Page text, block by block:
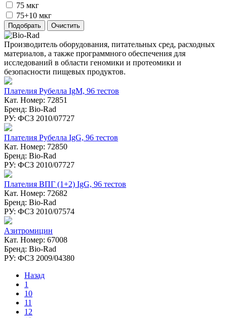
75 мкг
75+10 мкг
Производитель оборудования, питательных сред, расходных
материалов, а также программного обеспечения для
исследований в области геномики и протеомики и
безопасности пищевых продуктов.
Плателия Рубелла IgM, 96 тестов
Кат. Номер: 72851
Бренд: Bio-Rad
РУ: ФСЗ 2010/07727
Плателия Рубелла IgG, 96 тестов
Кат. Номер: 72850
Бренд: Bio-Rad
РУ: ФСЗ 2010/07727
Плателия ВПГ (1+2) IgG, 96 тестов
Кат. Номер: 72682
Бренд: Bio-Rad
РУ: ФСЗ 2010/07574
Азитромицин
Кат. Номер: 67008
Бренд: Bio-Rad
РУ: ФСЗ 2009/04380
Назад
1
10
11
12